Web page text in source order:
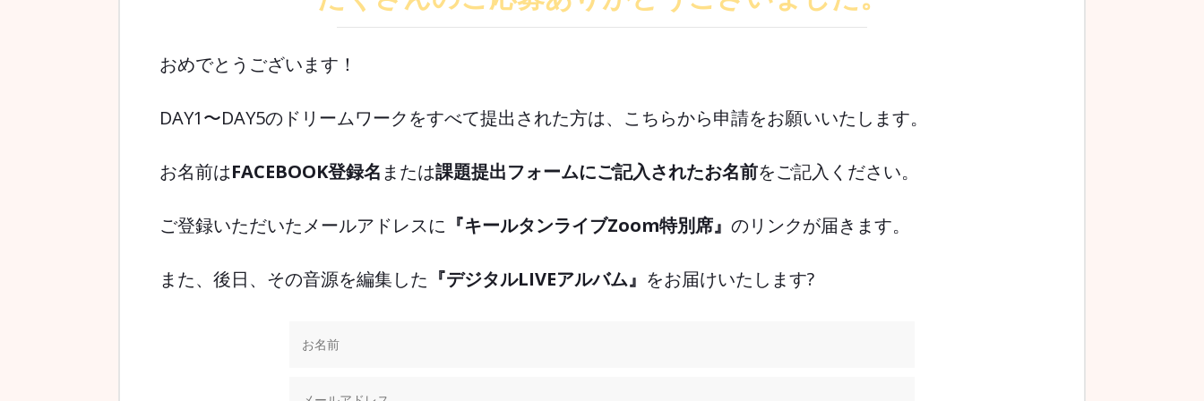
おめでとうございます！
DAY1〜DAY5のドリームワークをすべて提出された方は、こちらから申請をお願いいたします。
お名前はFACEBOOK登録名または課題提出フォームにご記入されたお名前をご記入ください。
ご登録いただいたメールアドレスに 『キールタンライブZoom特別席』 のリンクが届きます。
また、後日、その音源を編集した 『デジタルLIVEアルバム』 をお届けいたします?